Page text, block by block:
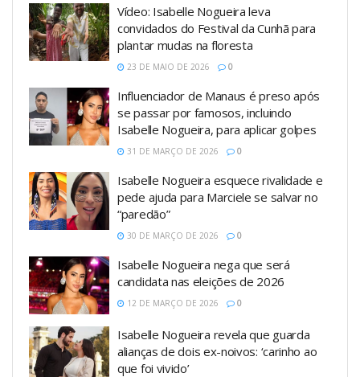
Vídeo: Isabelle Nogueira leva
convidados do Festival da Cunhã para
plantar mudas na floresta
23 DE MAIO DE 2026 0
Influenciador de Manaus é preso após
se passar por famosos, incluindo
Isabelle Nogueira, para aplicar golpes
31 DE MARÇO DE 2026 0
Isabelle Nogueira esquece rivalidade e
pede ajuda para Marciele se salvar no
“paredão”
30 DE MARÇO DE 2026 0
Isabelle Nogueira nega que será
candidata nas eleições de 2026
12 DE MARÇO DE 2026 0
Isabelle Nogueira revela que guarda
alianças de dois ex-noivos: ‘carinho ao
que foi vivido’